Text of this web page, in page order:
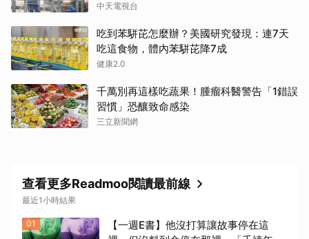
中天電視台
吃到苯駢芘怎麼辦？美國研究發現：連7天
吃這食物，體內苯駢芘降7成
健康2.0
千萬別再這樣吃蔬果！腫瘤科醫警告「1錯誤
習慣」恐釀致命感染
三立新聞網
查看更多Readmoo閱讀最前線
最近1小時結果
01
【一週E書】他沒打算讓故事停在這